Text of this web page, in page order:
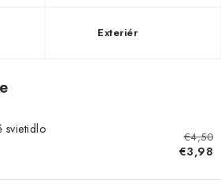
Podmienky ochrany osobných údajov
Zákamenné
Exteriér
svietidlo
€4,50
€3,98